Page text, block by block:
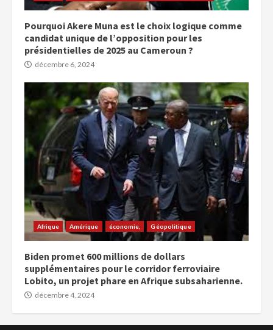
Pourquoi Akere Muna est le choix logique comme
candidat unique de l’opposition pour les
présidentielles de 2025 au Cameroun ?
décembre 6, 2024
Afrique Amérique économie, Géopolitique
Biden promet 600 millions de dollars
supplémentaires pour le corridor ferroviaire
Lobito, un projet phare en Afrique subsaharienne.
décembre 4, 2024